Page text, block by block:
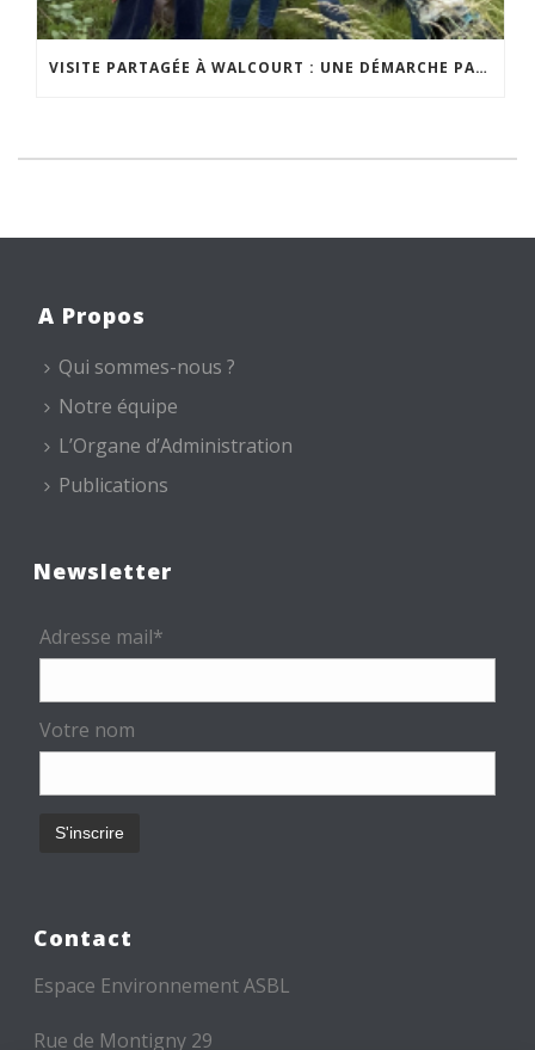
VISITE PARTAGÉE À WALCOURT : UNE DÉMARCHE PARTICIPATIVE ANIMÉE PAR ESPACE ENVIRONNEMENT
A Propos
Qui sommes-nous ?
Notre équipe
L’Organe d’Administration
Publications
Newsletter
Adresse mail*
Votre nom
Contact
Espace Environnement ASBL
Rue de Montigny 29